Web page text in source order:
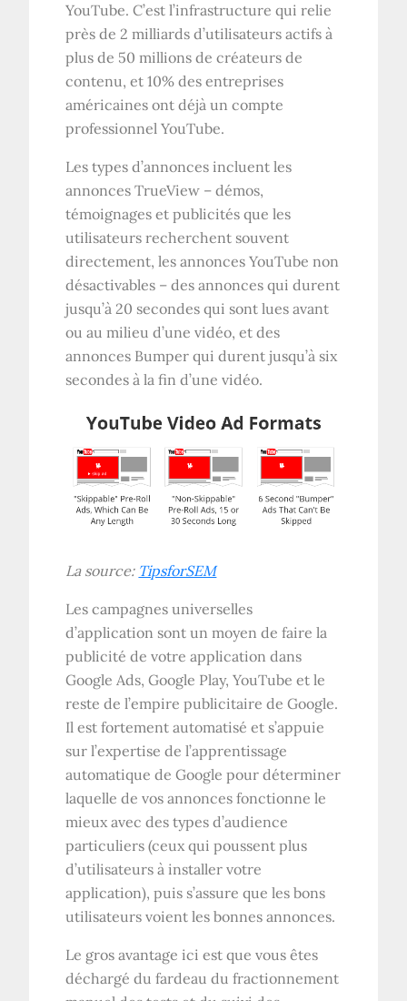
YouTube. C’est l’infrastructure qui relie
près de 2 milliards d’utilisateurs actifs à
plus de 50 millions de créateurs de
contenu, et 10% des entreprises
américaines ont déjà un compte
professionnel YouTube.
Les types d’annonces incluent les
annonces TrueView – démos,
témoignages et publicités que les
utilisateurs recherchent souvent
directement, les annonces YouTube non
désactivables – des annonces qui durent
jusqu’à 20 secondes qui sont lues avant
ou au milieu d’une vidéo, et des
annonces Bumper qui durent jusqu’à six
secondes à la fin d’une vidéo.
La source: TipsforSEM
Les campagnes universelles
d’application sont un moyen de faire la
publicité de votre application dans
Google Ads, Google Play, YouTube et le
reste de l’empire publicitaire de Google.
Il est fortement automatisé et s’appuie
sur l’expertise de l’apprentissage
automatique de Google pour déterminer
laquelle de vos annonces fonctionne le
mieux avec des types d’audience
particuliers (ceux qui poussent plus
d’utilisateurs à installer votre
application), puis s’assure que les bons
utilisateurs voient les bonnes annonces.
Le gros avantage ici est que vous êtes
déchargé du fardeau du fractionnement